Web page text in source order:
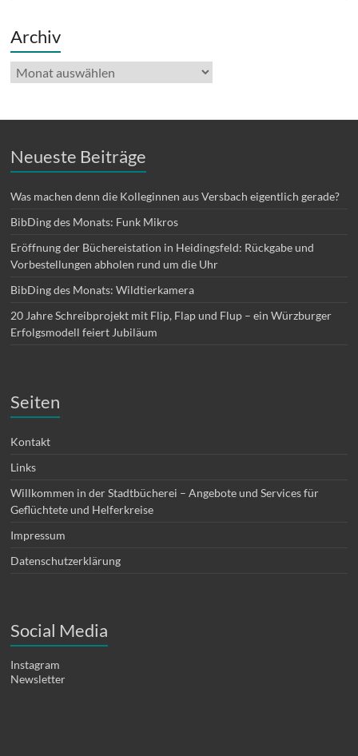
Archiv
Archiv
Neueste Beiträge
Was machen denn die Kolleginnen aus Versbach eigentlich gerade?
BibDing des Monats: Funk Mikros
Eröffnung der Büchereistation in Heidingsfeld: Rückgabe und
Vorbestellungen abholen rund um die Uhr
BibDing des Monats: Wildtierkamera
20 Jahre Schreibprojekt mit Flip, Flap und Flup – ein Würzburger
Erfolgsmodell feiert Jubiläum
Seiten
Kontakt
Links
Willkommen in der Stadtbücherei – Angebote und Services für
Geflüchtete und Helferkreise
Impressum
Datenschutzerklärung
Social Media
Instagram
Newsletter